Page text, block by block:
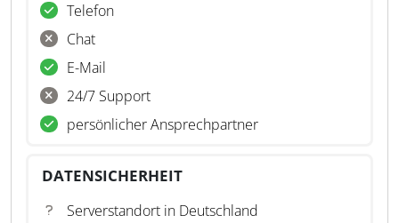
Telefon
Chat
E-Mail
24/7 Support
persönlicher Ansprechpartner
DATENSICHERHEIT
Serverstandort in Deutschland